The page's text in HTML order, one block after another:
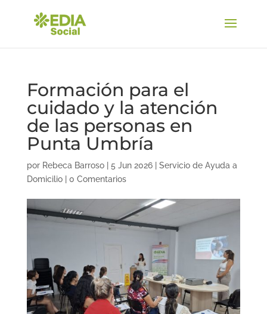
Formación para el
cuidado y la atención
de las personas en
Punta Umbría
por Rebeca Barroso| 5 Jun 2026| Servicio de Ayuda a
Domicilio| 0 Comentarios